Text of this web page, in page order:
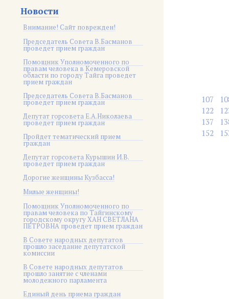
Новости
Внимание! Сайт поврежден!
Председатель Совета В.Басманов
проведет прием граждан
Помощник Уполномоченного по
правам человека в Кемеровской
области по городу Тайга проведет
прием граждан
Председатель Совета В.Басманов
проведет прием граждан
Депутат горсовета Е.А.Николаева
проведет прием граждан
Пройдет тематический прием
граждан
Депутат горсовета Курышин И.В.
проведет прием граждан
Дорогие женщины Кузбасса!
Милые женщины!
Помощник Уполномоченного по
правам человека по Тайгинскому
городскому округу ХАН СВЕТЛАНА
ПЕТРОВНА проведет прием граждан
В Совете народных депутатов
прошло заседание депутатской
комиссии
В Совете народных депутатов
прошло занятие с членами
молодежного парламента
Единый день приема граждан
107
122
137
152